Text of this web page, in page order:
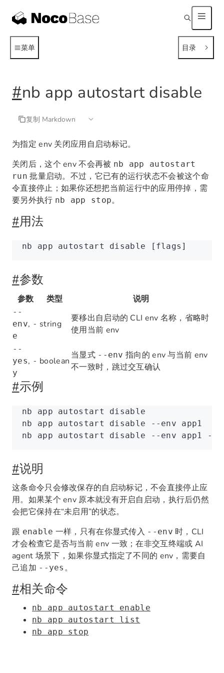
菜单 目录
#nb app autostart disable
复制 Markdown
为指定 env 关闭应用自启动标记。
关闭后，这个 env 不会再被 nb app autostart
run 批量启动。不过，它已有的运行状态不会被这个命
令直接停止；如果你还想把当前运行中的应用停掉，需
要另外执行 nb app stop。
#用法
nb app autostart disable [flags]
#参数
参数 类型 说明
--
env, -
e
string
要移出自启动的 CLI env 名称，省略时
使用当前 env
--
yes, -
y
boolean
当显式 --env 指向的 env 与当前 env
不一致时，跳过交互确认
#示例
nb app autostart disable
nb app autostart disable --env app1
nb app autostart disable --env app1 --
#说明
这条命令只会修改保存的自启动标记，不会直接停止应
用。如果某个 env 原本就没有开启自启动，执行后仍然
会把它保持在“未启用”的状态。
跟 enable 一样，只有在你显式传入 --env 时，CLI
才会检查它是否与当前 env 一致；在非交互终端或 AI
agent 场景下，如果你显式指定了不同的 env，需要自
己追加 --yes 。
#相关命令
nb app autostart enable
nb app autostart list
nb app stop